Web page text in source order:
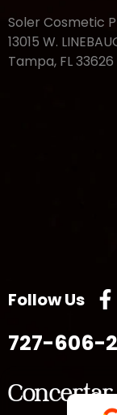
Soler Cosmetic
13015 W.
Tampa, FL 33626
Follow Us
727-606-